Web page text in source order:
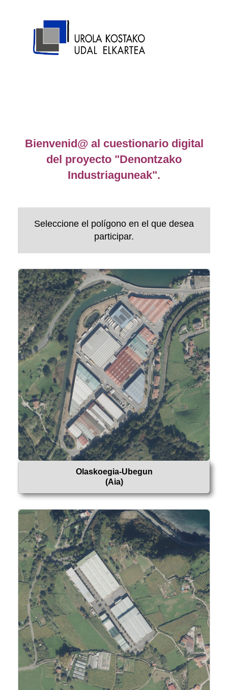
Bienvenid@ al cuestionario digital
del proyecto "Denontzako
Industriaguneak".
Seleccione el polígono en el que desea
participar.
Olaskoegia-Ubegun
(Aia)